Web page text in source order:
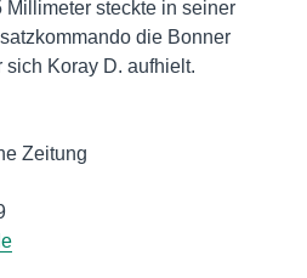
steckte in seiner
die Bonner
sich Koray D. aufhielt.
Zeitung